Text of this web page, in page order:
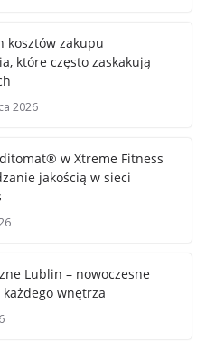
kosztów zakupu
które często zaskakują
2026
w Xtreme Fitness
jakością w sieci
Lublin – nowoczesne
wnętrza